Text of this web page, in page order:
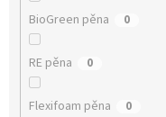
BioGreen pěna 0
RE pěna 0
Flexifoam pěna 0